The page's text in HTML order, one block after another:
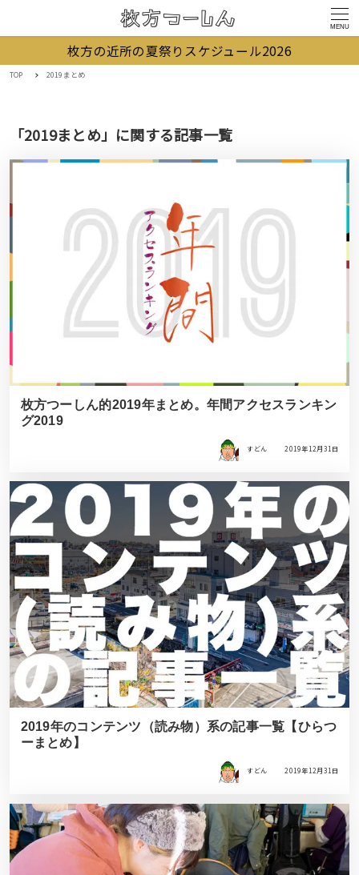
MENU
枚方の近所の夏祭りスケジュール2026
TOP 2019まとめ
「2019まとめ」に関する記事一覧
枚方つーしん的2019年まとめ。年間アクセスランキン
グ2019
すどん 2019年12月31日
2019年のコンテンツ（読み物）系の記事一覧【ひらつ
ーまとめ】
すどん 2019年12月31日